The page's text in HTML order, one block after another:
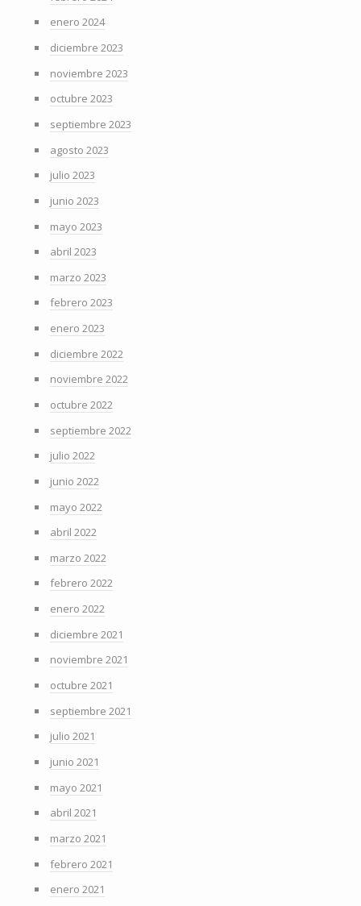
enero 2024
diciembre 2023
noviembre 2023
octubre 2023
septiembre 2023
agosto 2023
julio 2023
junio 2023
mayo 2023
abril 2023
marzo 2023
febrero 2023
enero 2023
diciembre 2022
noviembre 2022
octubre 2022
septiembre 2022
julio 2022
junio 2022
mayo 2022
abril 2022
marzo 2022
febrero 2022
enero 2022
diciembre 2021
noviembre 2021
octubre 2021
septiembre 2021
julio 2021
junio 2021
mayo 2021
abril 2021
marzo 2021
febrero 2021
enero 2021